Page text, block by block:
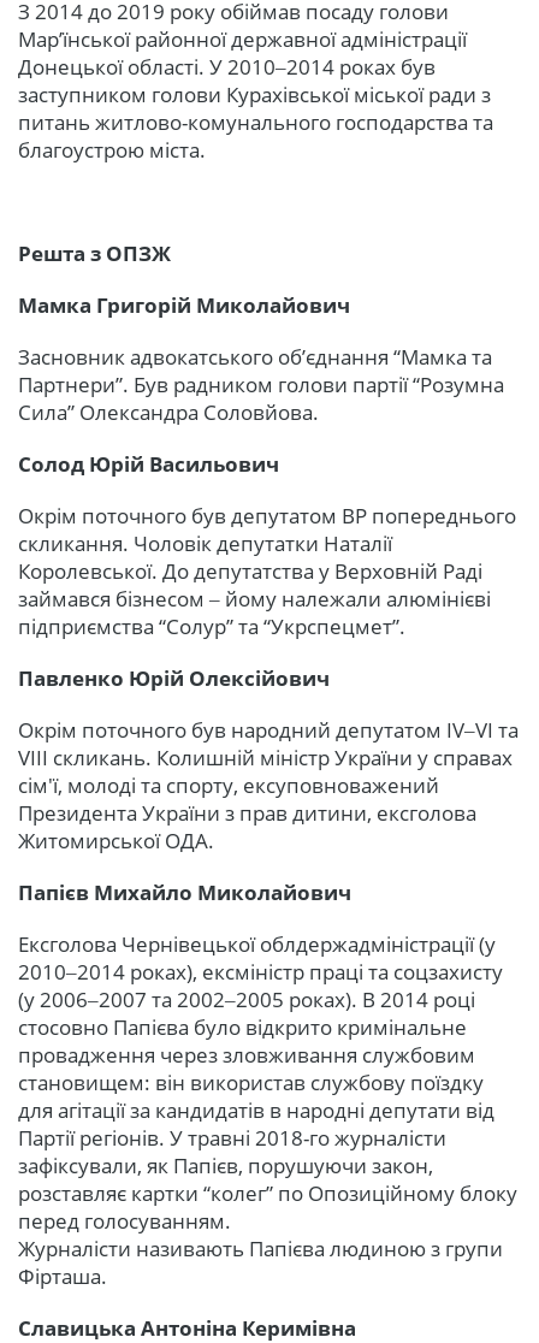
З 2014 до 2019 року обіймав посаду голови
Мар’їнської районної державної адміністрації
Донецької області. У 2010‒2014 роках був
заступником голови Курахівської міської ради з
питань житлово-комунального господарства та
благоустрою міста.
Решта з ОПЗЖ
Мамка Григорій Миколайович
Засновник адвокатського об’єднання “Мамка та
Партнери”. Був радником голови партії “Розумна
Сила” Олександра Соловйова.
Солод Юрій Васильович
Окрім поточного був депутатом ВР попереднього
скликання. Чоловік депутатки Наталії
Королевської. До депутатства у Верховній Раді
займався бізнесом ‒ йому належали алюмінієві
підприємства “Солур” та “Укрспецмет”.
Павленко Юрій Олексійович
Окрім поточного був народний депутатом IV‒VI та
VIII скликань. Колишній міністр України у справах
сім'ї, молоді та спорту, ексуповноважений
Президента України з прав дитини, ексголова
Житомирської ОДА.
Папієв Михайло Миколайович
Ексголова Чернівецької облдержадміністрації (у
2010‒2014 роках), ексміністр праці та соцзахисту
(у 2006‒2007 та 2002‒2005 роках). В 2014 році
стосовно Папієва було відкрито кримінальне
провадження через зловживання службовим
становищем: він використав службову поїздку
для агітації за кандидатів в народні депутати від
Партії регіонів. У травні 2018-го журналісти
зафіксували, як Папієв, порушуючи закон,
розставляє картки “колег” по Опозиційному блоку
перед голосуванням.
Журналісти називають Папієва людиною з групи
Фірташа.
Славицька Антоніна Керимівна